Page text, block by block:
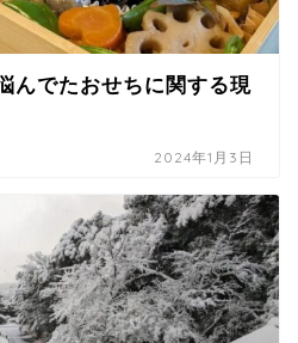
んでたおせちに関する現
2024年1月3日